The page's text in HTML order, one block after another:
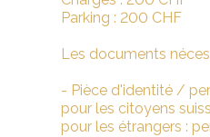
Parking : 200 CHF
Les documents
- Pièce d'identité /
pour les citoyens
pour les étrangers :